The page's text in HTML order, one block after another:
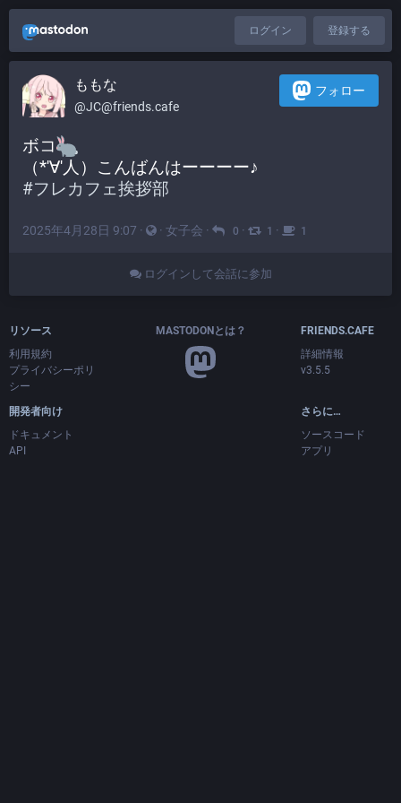
ログイン 登録する
ももな
@JC@friends.cafe
フォロー
ボコ
﻿（*'∀'人）こんばんはーーーー♪
#フレカフェ挨拶部
2025年4月28日 9:07 · · 女子会 · 0 · 1 · 1
ログインして会話に参加
リソース
利用規約
プライバシーポリ
シー
開発者向け
ドキュメント
API
MASTODONとは？
FRIENDS.CAFE
詳細情報
v3.5.5
さらに…
ソースコード
アプリ